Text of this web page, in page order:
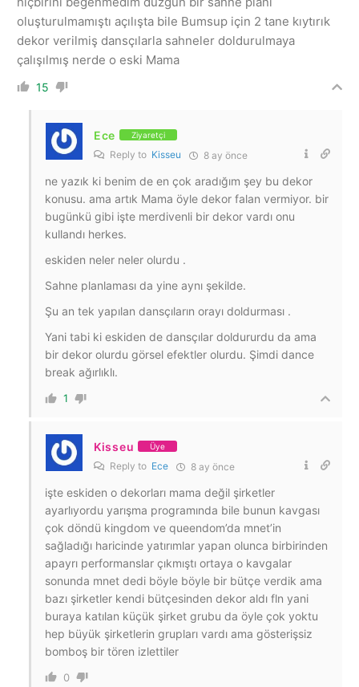
oluşturulmamıştı açılışta bile Bumsup için 2 tane kıytırık
dekor verilmiş dansçılarla sahneler doldurulmaya
çalışılmış nerde o eski Mama
15
Ece Ziyaretçi
Reply to Kisseu 8 ay önce
ne yazık ki benim de en çok aradığım şey bu dekor
konusu. ama artık Mama öyle dekor falan vermiyor. bir
bugünkü gibi işte merdivenli bir dekor vardı onu
kullandı herkes.
eskiden neler neler olurdu .
Sahne planlaması da yine aynı şekilde.
Şu an tek yapılan dansçıların orayı doldurması .
Yani tabi ki eskiden de dansçılar doldururdu da ama
bir dekor olurdu görsel efektler olurdu. Şimdi dance
break ağırlıklı.
1
Kisseu Üye
Reply to Ece 8 ay önce
işte eskiden o dekorları mama değil şirketler
ayarlıyordu yarışma programında bile bunun kavgası
çok döndü kingdom ve queendom’da mnet’in
sağladığı haricinde yatırımlar yapan olunca birbirinden
apayrı performanslar çıkmıştı ortaya o kavgalar
sonunda mnet dedi böyle böyle bir bütçe verdik ama
bazı şirketler kendi bütçesinden dekor aldı fln yani
buraya katılan küçük şirket grubu da öyle çok yoktu
hep büyük şirketlerin grupları vardı ama gösterişsiz
bomboş bir tören izlettiler
0